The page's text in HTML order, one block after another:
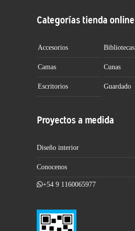
Categorías tienda online
Accesorios Bibliotecas
Camas Cunas
Escritorios Guardado
Proyectos a medida
Diseño interior
Conocenos
+54 9 1160065977